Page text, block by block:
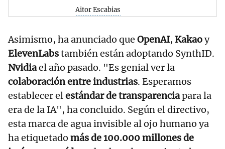
Aitor Escabias
Asimismo, ha anunciado que OpenAI, Kakaoy
ElevenLabstambién están adoptando SynthID.
Nvidiael año pasado. "Es genial ver la
colaboración entre industrias. Esperamos
establecer elestándar de transparenciapara la
era de la IA", ha concluido. Según el directivo,
esta marca de agua invisible al ojo humano ya
ha etiquetado más de 100.000 millones de